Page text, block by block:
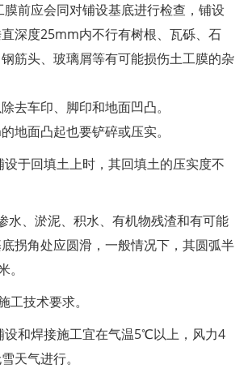
膜前应会同对铺设基底进行检查，铺设
深度25mm内不行有树根、瓦砾、石
筋头、玻璃屑等有可能损伤土工膜的杂
去车印、脚印和地面凹凸。
地面凸起也要铲碎或压实。
于回填土上时，其回填土的压实度不
水、淤泥、积水、有机物残渣和有可能
拐角处应圆滑，一般情况下，其圆弧半
工技术要求。
设和焊接施工宜在气温5℃以上，风力4
天气进行。